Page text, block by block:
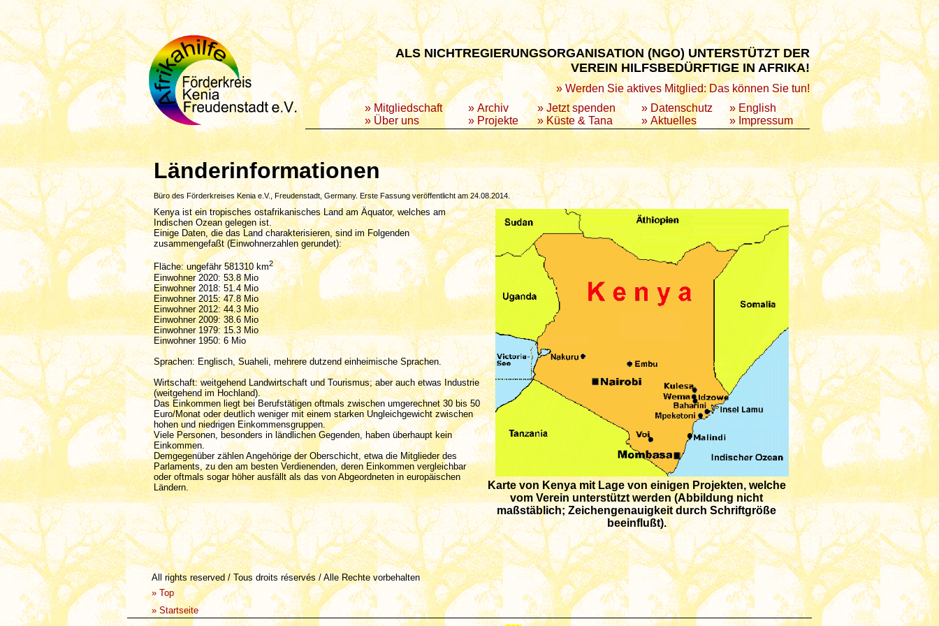
ALS NICHTREGIERUNGSORGANISATION (NGO) UNTERSTÜTZT DER
VEREIN HILFSBEDÜRFTIGE IN AFRIKA!
» Werden Sie aktives Mitglied: Das können Sie tun!
»Mitgliedschaft » Archiv »Jetzt spenden » Datenschutz »English
»Über uns »Projekte »Küste & Tana »Aktuelles » Impressum
Länderinformationen
Büro des Förderkreises Kenia e.V., Freudenstadt, Germany. Erste Fassung veröffentlicht am 24.08.2014.
Karte von Kenya mit Lage von einigen Projekten, welche
vom Verein unterstützt werden (Abbildung nicht
maßstäblich; Zeichengenauigkeit durch Schriftgröße
beeinflußt).
Kenya ist ein tropisches ostafrikanisches Land am Äquator, welches am
Indischen Ozean gelegen ist.
Einige Daten, die das Land charakterisieren, sind im Folgenden
zusammengefaßt (Einwohnerzahlen gerundet):
Fläche: ungefähr 581310 km2
Einwohner 2020: 53.8 Mio
Einwohner 2018: 51.4 Mio
Einwohner 2015: 47.8 Mio
Einwohner 2012: 44.3 Mio
Einwohner 2009: 38.6 Mio
Einwohner 1979: 15.3 Mio
Einwohner 1950: 6 Mio
Sprachen: Englisch, Suaheli, mehrere dutzend einheimische Sprachen.
Wirtschaft: weitgehend Landwirtschaft und Tourismus; aber auch etwas Industrie
(weitgehend im Hochland).
Das Einkommen liegt bei Berufstätigen oftmals zwischen umgerechnet 30 bis 50
Euro/Monat oder deutlich weniger mit einem starken Ungleichgewicht zwischen
hohen und niedrigen Einkommensgruppen.
Viele Personen, besonders in ländlichen Gegenden, haben überhaupt kein
Einkommen.
Demgegenüber zählen Angehörige der Oberschicht, etwa die Mitglieder des
Parlaments, zu den am besten Verdienenden, deren Einkommen vergleichbar
oder oftmals sogar höher ausfällt als das von Abgeordneten in europäischen
Ländern.
All rights reserved / Tous droits réservés / Alle Rechte vorbehalten
» Top
»Startseite